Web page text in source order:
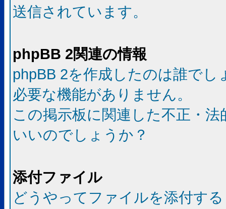
送信されています。
phpBB 2関連の情報
phpBB 2を作成したのは誰でし
必要な機能がありません。
この掲示板に関連した不正・
いいのでしょうか？
添付ファイル
どうやってファイルを添付す